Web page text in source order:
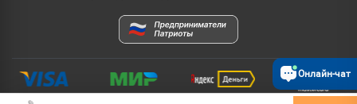
Онлайн-чат